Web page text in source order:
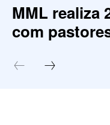
MML realiza
com